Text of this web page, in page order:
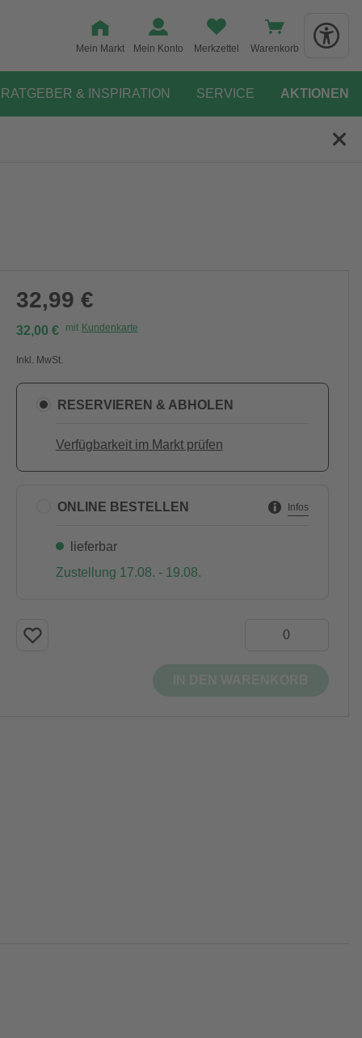
Mein Markt Mein Konto Merkzettel Warenkorb
RATGEBER & INSPIRATION SERVICE AKTIONEN
32,99 €
32,00 € mit Kundenkarte
Inkl. MwSt.
RESERVIEREN & ABHOLEN
Verfügbarkeit im Markt prüfen
ONLINE BESTELLEN Infos
lieferbar
Zustellung 17.08. - 19.08.